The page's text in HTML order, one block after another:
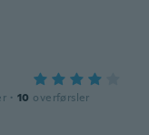
· 10 overførsler